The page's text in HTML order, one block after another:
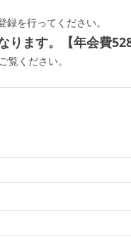
を行ってください。
ます。【年会費
覧ください。